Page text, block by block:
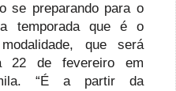
se preparando para o
temporada que é o
que será
22 de fevereiro em
“É a partir da